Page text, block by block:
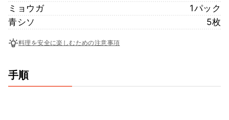
ミョウガ
1パック
青シソ
5枚
料理を安全に楽しむための注意事項
手順